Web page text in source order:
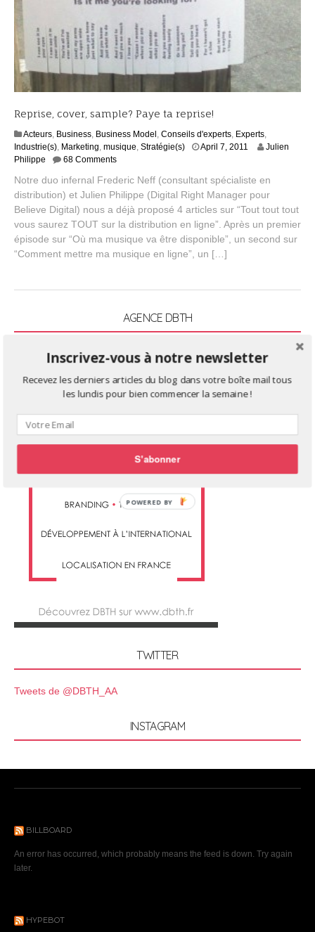
Reprise, cover, sample? Paye ta reprise!
Acteurs, Business, Business Model , Conseils d'experts, Experts,
Industrie(s), Marketing, musique, Stratégie(s) April 7, 2011
e
m
b
e
Julien
Philippe
68 Comments
Notre duo infernal Frederic Neff (consultant spécialiste en
distribution) et Julien Philippe (Digital Right Manager pour
Believe Digital) nous a déjà proposé 4 articles sur “Tout tout tout
vous saurez TOUT sur la distribution en ligne”. Après un premier
épisode sur “Où ma musique va être disponible”, un second sur
“Comment mettre ma musique en ligne”, un […]
AGENCE DBTH
TWITTER
Tweets de @DBTH_AA
INSTAGRAM
BILLBOARD
An error has occurred, which probably means the feed is down. Try again
later.
HYPEBOT
Inscrivez-vous à notre newsletter
Recevez les derniers articles du blog dans votre boîte mail tous
les lundis pour bien commencer la semaine !
S'abonner
POWERED BY